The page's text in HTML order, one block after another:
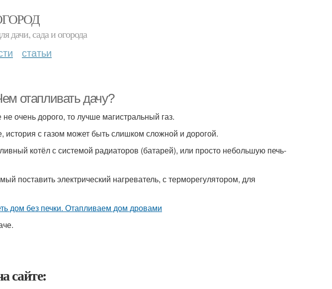
дачи, сада и огорода
статьи
отапливать дачу?
очень дорого, то лучше магистральный газ.
история с газом может быть слишком сложной и дорогой.
котёл с системой радиаторов (батарей), или просто небольшую печь-
поставить электрический нагреватель, с терморегулятором, для
сайте: